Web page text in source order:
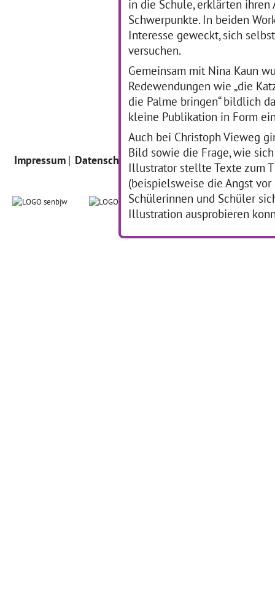
in die Schule, erklärten
Schwerpunkte. In beiden
Interesse geweckt, sich
versuchen.
Gemeinsam mit Nina Kaun
Redewendungen wie „die
die Palme bringen“ bildlich
kleine Publikation in Form
Auch bei Christoph Vieweg
Bild sowie die Frage, wie
Illustrator stellte Texte zum
(beispielsweise die Angst
Schülerinnen und Schüler
Illustration ausprobieren
Impressum Datenschutz Intern